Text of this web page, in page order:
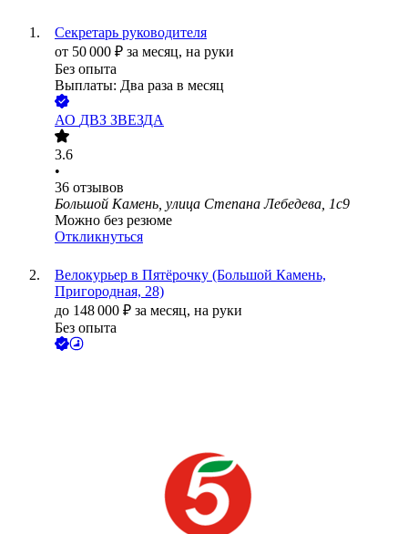
Секретарь руководителя
от 50 000 ₽ за месяц, на руки
Без опыта
Выплаты: Два раза в месяц
АО ДВЗ ЗВЕЗДА
3.6
•
36 отзывов
Большой Камень, улица Степана Лебедева, 1с9
Можно без резюме
Откликнуться
Велокурьер в Пятёрочку (Большой Камень,
Пригородная, 28)
до 148 000 ₽ за месяц, на руки
Без опыта